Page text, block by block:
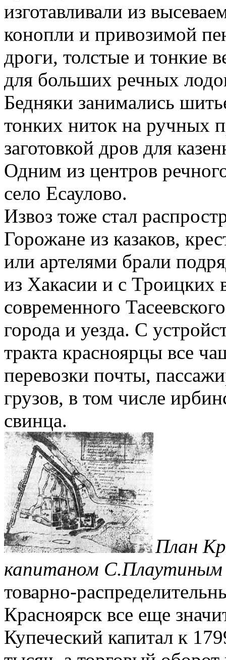
изготавливали из
конопли и привозимой
дроги, толстые и тонкие
для больших речных
Бедняки занимались
тонких ниток на ручных
заготовкой дров для
Одним из центров
село Есаулово.
Извоз тоже стал
Горожане из казаков,
или артелями брали
из Хакасии и с Троицких
современного
города и уезда. С
тракта красноярцы все
перевозки почты,
грузов, в том числе
свинца.
План
капитаном С.Плаутиным
товарно-
Красноярск все еще
Купеческий капитал к